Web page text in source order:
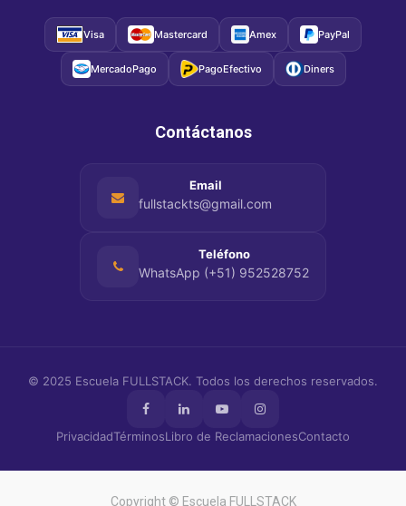
Visa Mastercard Amex PayPal
MercadoPago PagoEfectivo Diners
Contáctanos
Email
fullstackts@gmail.com
Teléfono
WhatsApp (+51) 952528752
© 2025 Escuela FULLSTACK. Todos los derechos reservados.
PrivacidadTérminosLibro de ReclamacionesContacto
Copyright © Escuela FULLSTACK